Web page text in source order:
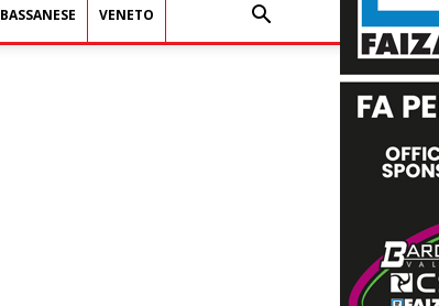
BASSANESE VENETO